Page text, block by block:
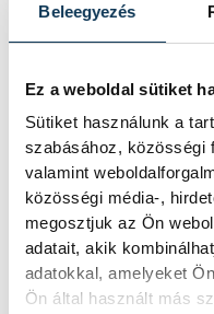
Beleegyezés
Ez a weboldal sütiket
Sütiket használunk a
szabásához, közösségi
valamint
közösségi média-,
megosztjuk az Ön
adatait, akik
adatokkal, amelyeket
Ön által használt más